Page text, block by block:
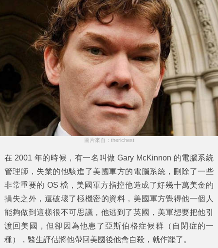
圖片來自：therichest
在 2001 年的時候，有一名叫做 Gary McKinnon 的電腦系統
管理師，失業的他駭進了美國軍方的電腦系統，刪除了一些
非常重要的 OS 檔，美國軍方指控他造成了好幾十萬美金的
損失之外，還破壞了極機密的資料，美國軍方覺得他一個人
能夠做到這樣很不可思議，他逃到了英國，美軍想要把他引
渡回美國，但卻因為他患了亞斯伯格症候群（自閉症的一
種），醫生評估將他帶回美國後他會自殺，就作罷了。